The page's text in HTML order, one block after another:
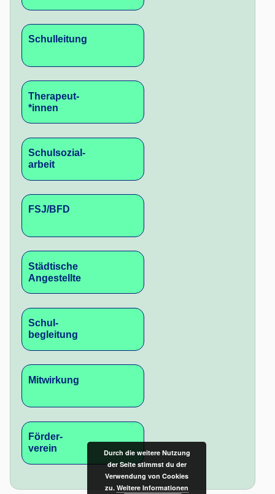
Schulleitung
Therapeut-
*innen
Schulsozial-
arbeit
FSJ/BFD
Städtische
Angestellte
Schul-
begleitung
Mitwirkung
Förder-
verein
Durch die weitere Nutzung
der Seite stimmst du der
Verwendung von Cookies
zu. Weitere Informationen